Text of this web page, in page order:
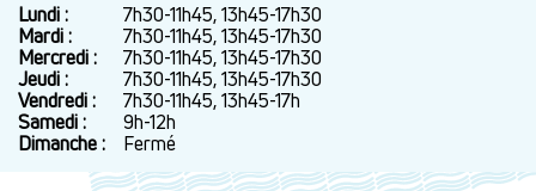
Jour
Plage
horaire
Lundi :
7h30-11h45, 13h45-17h30
Mardi :
7h30-11h45, 13h45-17h30
Mercredi :
7h30-11h45, 13h45-17h30
Jeudi :
7h30-11h45, 13h45-17h30
Vendredi :
7h30-11h45, 13h45-17h
Samedi :
9h-12h
Dimanche :
Fermé